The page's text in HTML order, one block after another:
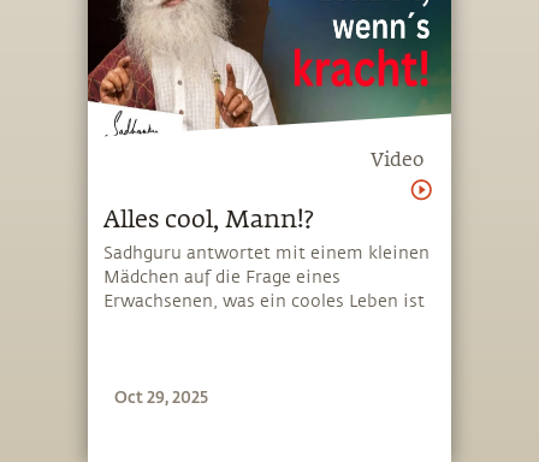
Video
Alles cool, Mann!?
Sadhguru antwortet mit einem kleinen
Mädchen auf die Frage eines
Erwachsenen, was ein cooles Leben ist
Oct 29, 2025